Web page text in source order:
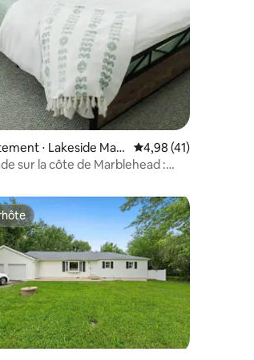
⋅ Lakeside Mar
Évaluation moyenne
4,98 (41)
sur la côte de Marblehead :
!